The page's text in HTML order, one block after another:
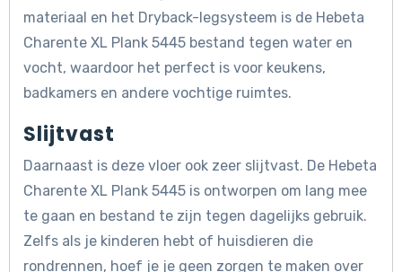
materiaal en het Dryback-legsysteem is de Hebeta
Charente XL Plank 5445 bestand tegen water en
vocht, waardoor het perfect is voor keukens,
badkamers en andere vochtige ruimtes.
Slijtvast
Daarnaast is deze vloer ook zeer slijtvast. De Hebeta
Charente XL Plank 5445 is ontworpen om lang mee
te gaan en bestand te zijn tegen dagelijks gebruik.
Zelfs als je kinderen hebt of huisdieren die
rondrennen, hoef je je geen zorgen te maken over